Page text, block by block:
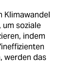
Klimawandel
um soziale
indem
werden das